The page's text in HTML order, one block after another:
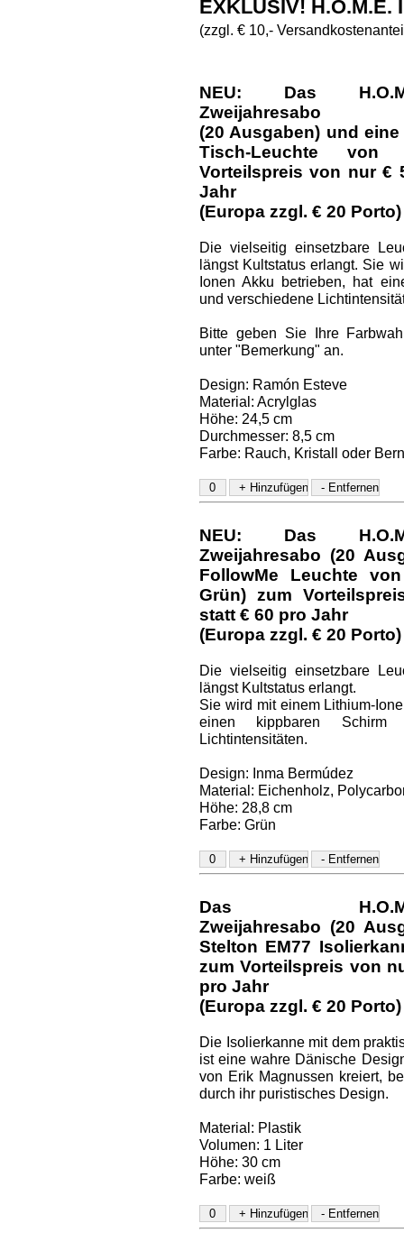
EXKLUSIV! H.O.M.E.
(zzgl. € 10,-
NEU: Das
Zweijahresabo
(20 Ausgaben) und
Tisch-Leuchte von
Vorteilspreis von nur €
Jahr
(Europa zzgl. € 20 Porto)
Die vielseitig einsetzbare
längst Kultstatus erlangt. Sie
Ionen Akku betrieben, hat
und verschiedene
Bitte geben Sie Ihre
unter "Bemerkung" an.
Design: Ramón Esteve
Material: Acrylglas
Höhe: 24,5 cm
Durchmesser: 8,5 cm
Farbe: Rauch, Kristall oder
NEU: Das
Zweijahresabo (20
FollowMe Leuchte
Grün) zum
statt € 60 pro Jahr
(Europa zzgl. € 20 Porto)
Die vielseitig einsetzbare
längst Kultstatus erlangt.
Sie wird mit einem Lithium-
einen kippbaren Schirm
Lichtintensitäten.
Design: Inma Bermúdez
Material: Eichenholz,
Höhe: 28,8 cm
Farbe: Grün
Das H.O.M.E.-
Zweijahresabo (20
Stelton EM77
zum Vorteilspreis von
pro Jahr
(Europa zzgl. € 20 Porto)
Die Isolierkanne mit dem
ist eine wahre Dänische
von Erik Magnussen kreiert,
durch ihr puristisches Design.
Material: Plastik
Volumen: 1 Liter
Höhe: 30 cm
Farbe: weiß